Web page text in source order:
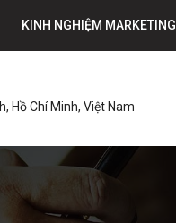
KINH NGHIỆM MARKETING
Hồ Chí Minh, Việt Nam